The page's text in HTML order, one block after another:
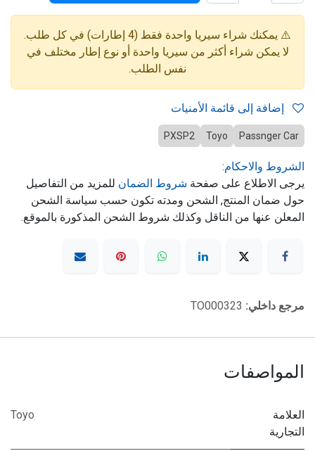
⚠️ يمكنك شراء سيريا واحدة فقط (4 إطارات) في كل طلب.
لا يمكن شراء أكثر من سيريا واحدة أو نوع إطار مختلف في
نفس الطلب.
Passnger Car
Toyo
PXSP2
الشروط والاحكام:
يرجى الاطلاع على صفحة شروط الضمان للمزيد من التفاصيل
حول ضمان المنتج, الشحن ومدته تكون حسب سياسة الشحن
المعلن عنها من الناقل وكذلك شروط الشحن المذكورة بالموقع.
مرجع داخلي: TO000323
المواصفات
العلامة
التجارية
Toyo